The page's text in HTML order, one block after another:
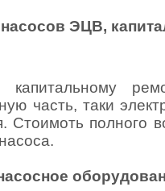
ЭЦВ,
капитальному
часть, таки
Стоимоть полного